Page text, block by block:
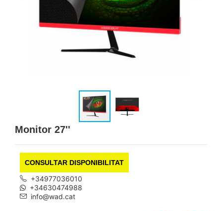
Monitor 27''
CONSULTAR DISPONIBILITAT
+34977036010
+34630474988
info@wad.cat